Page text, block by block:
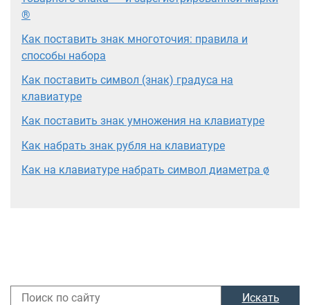
®
Как поставить знак многоточия: правила и
способы набора
Как поставить символ (знак) градуса на
клавиатуре
Как поставить знак умножения на клавиатуре
Как набрать знак рубля на клавиатуре
Как на клавиатуре набрать символ диаметра ø
Искать